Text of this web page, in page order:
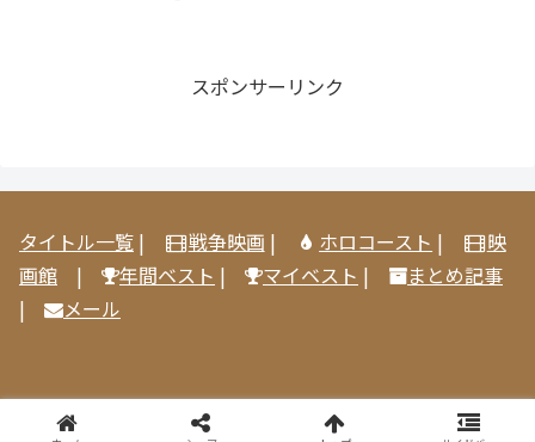
スポンサーリンク
タイトル一覧 | 戦争映画 | ホロコースト |
映
画館 | 年間ベスト | マイベスト |
まとめ記事
|
メール
© 2005-2026 映画感想@見取り八段.